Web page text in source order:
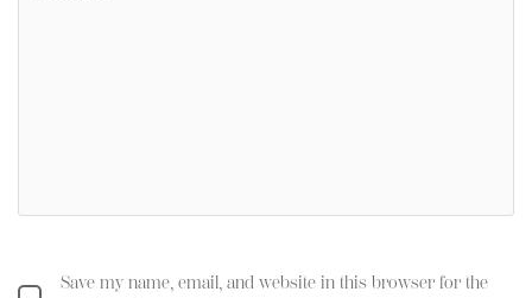
Save my name, email, and website in this browser for the